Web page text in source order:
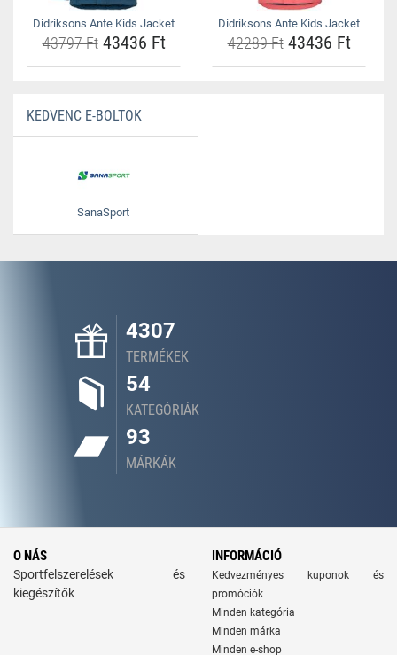
Didriksons Ante Kids Jacket
43797 Ft43436 Ft
Didriksons Ante Kids Jacket
42289 Ft43436 Ft
KEDVENC E-BOLTOK
SanaSport
4307
TERMÉKEK
54
KATEGÓRIÁK
93
MÁRKÁK
O NÁS
Sportfelszerelések és
kiegészítők
INFORMÁCIÓ
Kedvezményes kuponok és
promóciók
Minden kategória
Minden márka
Minden e-shop